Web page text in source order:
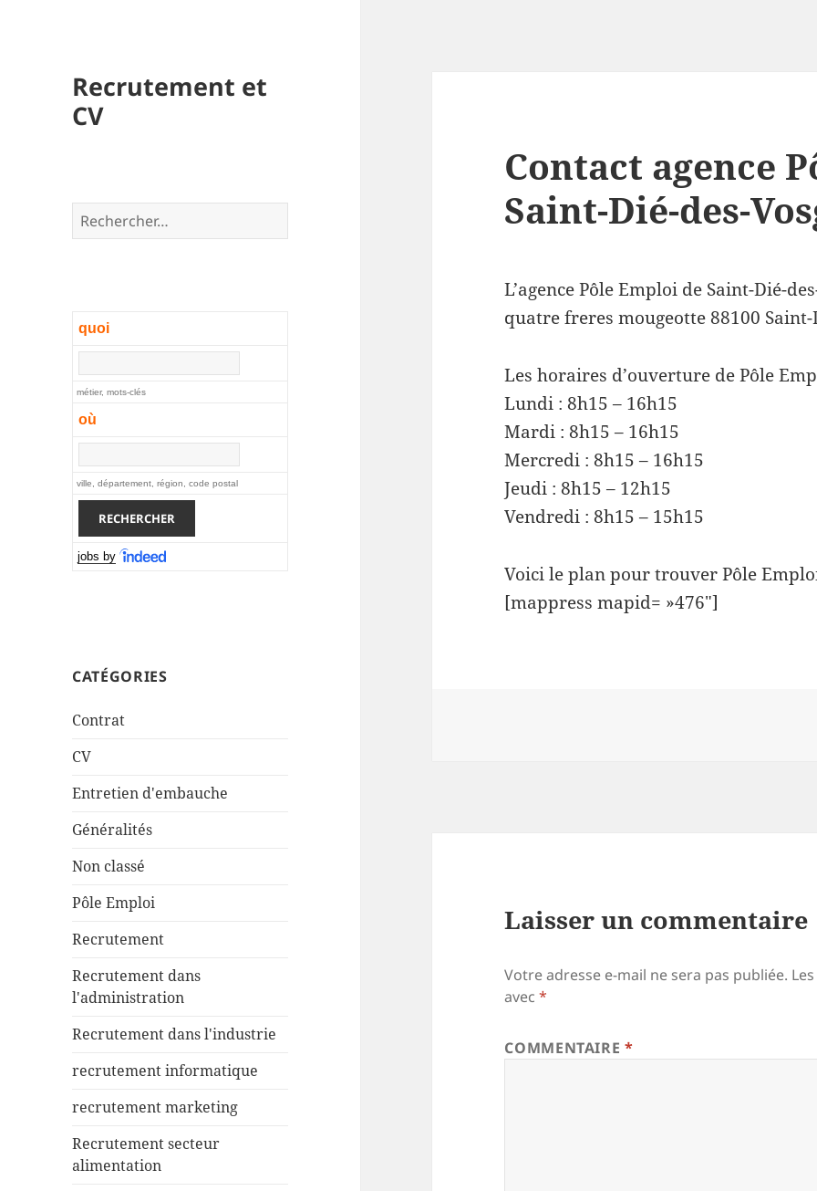
Recrutement et
CV
Rechercher :
quoi
métier, mots-clés
où
ville, département, région, code postal
jobs by
CATÉGORIES
Contrat
CV
Entretien d'embauche
Généralités
Non classé
Pôle Emploi
Recrutement
Recrutement dans
l'administration
Recrutement dans l'industrie
recrutement informatique
recrutement marketing
Recrutement secteur
alimentation
Contact agence
Saint-Dié-des-
L’agence Pôle Emploi de Saint-Dié-
quatre freres mougeotte 88100 Saint-
Les horaires d’ouverture de Pôle
Lundi : 8h15 – 16h15
Mardi : 8h15 – 16h15
Mercredi : 8h15 – 16h15
Jeudi : 8h15 – 12h15
Vendredi : 8h15 – 15h15
Voici le plan pour trouver Pôle
[mappress mapid= »476″]
Laisser un commentaire
Votre adresse e-mail ne sera pas publiée.
avec*
COMMENTAIRE*